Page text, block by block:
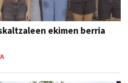
ekimen berria